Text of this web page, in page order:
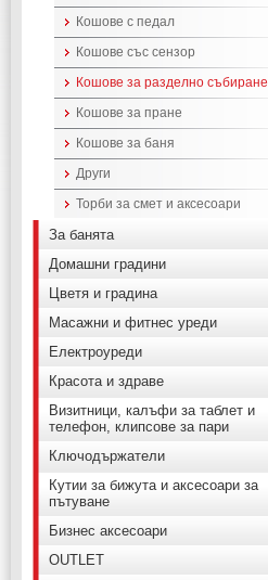
Кошове с педал
Кошове със сензор
Кошове за разделно събиране
Кошове за пране
Кошове за баня
Други
Торби за смет и аксесоари
За банята
Домашни градини
Цветя и градина
Масажни и фитнес уреди
Електроуреди
Красота и здраве
Визитници, калъфи за таблет и
телефон, клипсове за пари
Ключодържатели
Кутии за бижута и аксесоари за
пътуване
Бизнес аксесоари
OUTLET